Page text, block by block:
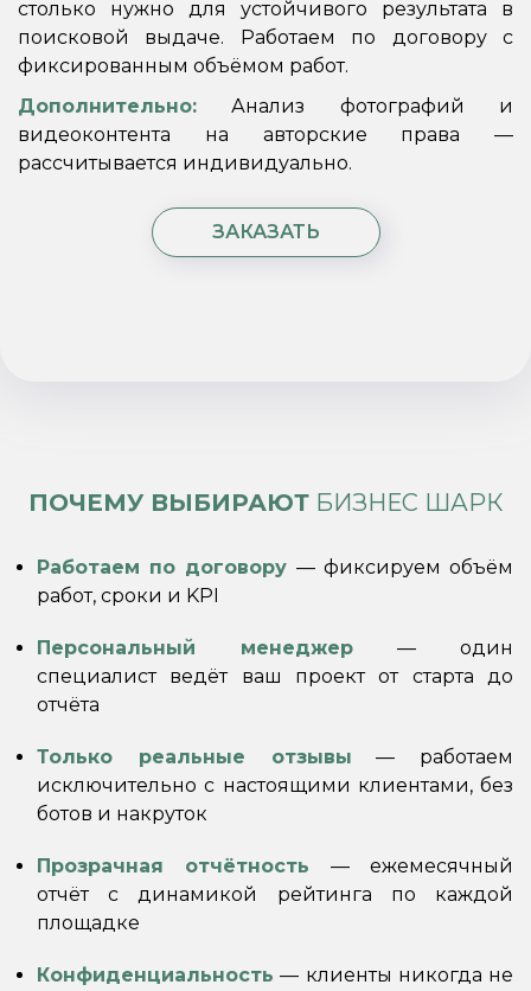
столько нужно для устойчивого результата в
поисковой выдаче. Работаем по договору с
фиксированным объёмом работ.
Дополнительно: Анализ фотографий и
видеоконтента на авторские права —
рассчитывается индивидуально.
ЗАКАЗАТЬ
ПОЧЕМУ ВЫБИРАЮТБИЗНЕС ШАРК
Работаем по договору — фиксируем объём
работ, сроки и KPI
Персональный менеджер — один
специалист ведёт ваш проект от старта до
отчёта
Только реальные отзывы — работаем
исключительно с настоящими клиентами, без
ботов и накруток
Прозрачная отчётность — ежемесячный
отчёт с динамикой рейтинга по каждой
площадке
Конфиденциальность — клиенты никогда не